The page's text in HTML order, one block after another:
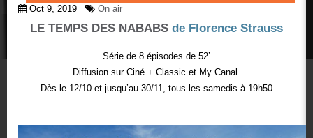
Oct 9, 2019 On air
LE TEMPS DES NABABS de Florence Strauss
Série de 8 épisodes de 52’
Diffusion sur Ciné + Classic et My Canal.
Dès le 12/10 et jusqu’au 30/11, tous les samedis à 19h50